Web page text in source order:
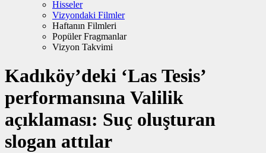
Hisseler
Vizyondaki Filmler
Haftanın Filmleri
Popüler Fragmanlar
Vizyon Takvimi
Kadıköy’deki ‘Las Tesis’
performansına Valilik
açıklaması: Suç oluşturan
slogan attılar